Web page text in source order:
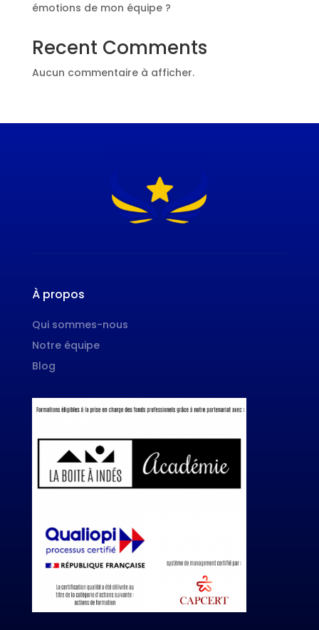
émotions de mon équipe ?
Recent Comments
Aucun commentaire à afficher.
À propos
Qui sommes-nous
Notre équipe
Blog